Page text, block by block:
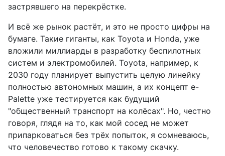
застрявшего на перекрёстке.
И всё же рынок растёт, и это не просто цифры на
бумаге. Такие гиганты, как Toyota и Honda, уже
вложили миллиарды в разработку беспилотных
систем и электромобилей. Toyota, например, к
2030 году планирует выпустить целую линейку
полностью автономных машин, а их концепт e-
Palette уже тестируется как будущий
"общественный транспорт на колёсах". Но, честно
говоря, глядя на то, как мой сосед не может
припарковаться без трёх попыток, я сомневаюсь,
что человечество готово к такому скачку.